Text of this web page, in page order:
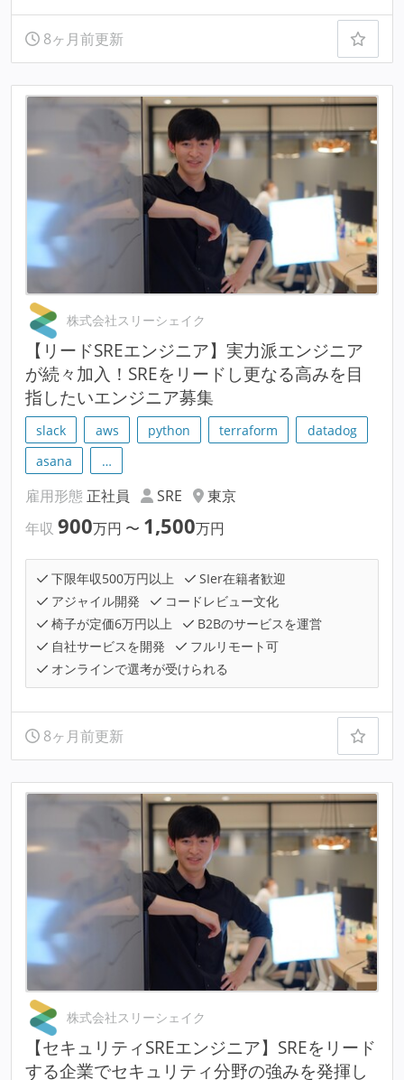
8ヶ月前更新
株式会社スリーシェイク
【リードSREエンジニア】実力派エンジニア
が続々加入！SREをリードし更なる高みを目
指したいエンジニア募集
slack aws python terraform
datadog
asana
…
雇用形態 正社員 SRE
東京
年収 900万円 〜 1,500万円
下限年収500万円以上
SIer在籍者歓迎
アジャイル開発
コードレビュー文化
椅子が定価6万円以上
B2Bのサービスを運営
自社サービスを開発
フルリモート可
オンラインで選考が受けられる
8ヶ月前更新
株式会社スリーシェイク
【セキュリティSREエンジニア】SREをリード
する企業でセキュリティ分野の強みを発揮し